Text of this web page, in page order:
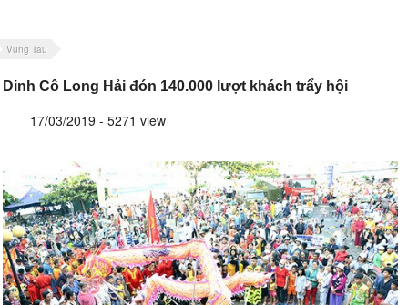
Vung Tau
Dinh Cô Long Hải đón 140.000 lượt khách trẩy hội
17/03/2019 - 5271 view